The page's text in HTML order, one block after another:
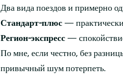
Два вида поездов и примерно
Стандарт-плюс —
Регион-экспресс —
По мне, если честно, без
привычный шум потерпеть.